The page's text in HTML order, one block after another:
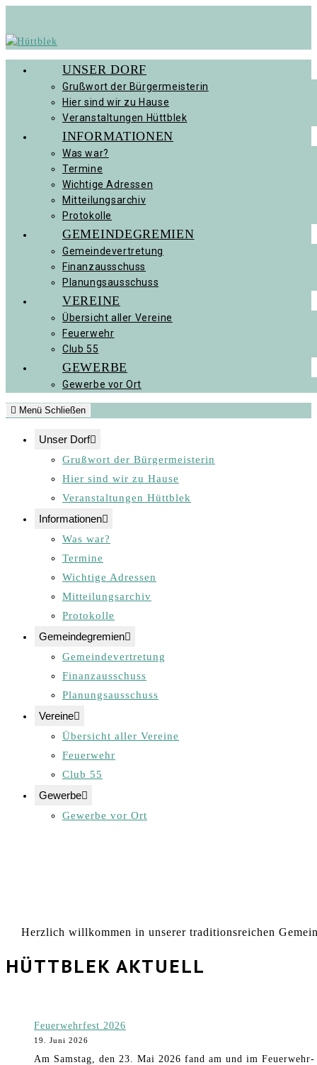
springen
UNSER DORF
Grußwort der Bürgermeisterin
Hier sind wir zu Hause
Veranstaltungen Hüttblek
INFORMATIONEN
Was war?
Termine
Wichtige Adressen
Mitteilungsarchiv
Protokolle
GEMEINDEGREMIEN
Gemeindevertretung
Finanzausschuss
Planungsausschuss
VEREINE
Übersicht aller Vereine
Feuerwehr
Club 55
GEWERBE
Gewerbe vor Ort
Menü Schließen
Unser Dorf
Grußwort der Bürgermeisterin
Hier sind wir zu Hause
Veranstaltungen Hüttblek
Informationen
Was war?
Termine
Wichtige Adressen
Mitteilungsarchiv
Protokolle
Gemeindegremien
Gemeindevertretung
Finanzausschuss
Planungsausschuss
Vereine
Übersicht aller Vereine
Feuerwehr
Club 55
Gewerbe
Gewerbe vor Ort
Herzlich willkommen in unserer traditionsreichen
HÜTTBLEK AKTUELL
Feuerwehrfest 2026
19. Juni 2026
Am Samstag, den 23. Mai 2026 fand am und im